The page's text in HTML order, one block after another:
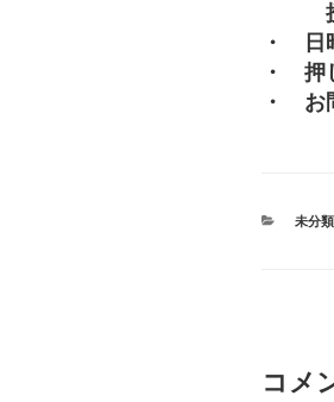
授業
・ 日
・ 押
・ お
カ
未分類
コメ